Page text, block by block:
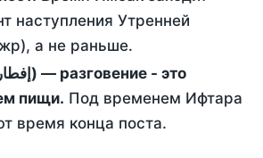
наступления Утренней
а не раньше.
пищи. Под временем Ифтара
время конца поста.